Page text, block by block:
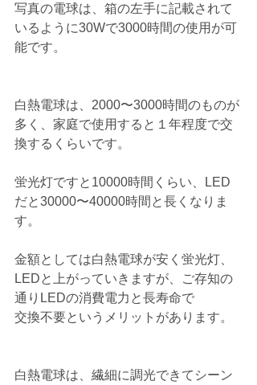
写真の電球は、箱の左手に記載されて
いるように30Wで3000時間の使用が可
能です。
白熱電球は、2000〜3000時間のものが
多く、家庭で使用すると１年程度で交
換するくらいです。
蛍光灯ですと10000時間くらい、LED
だと30000〜40000時間と長くなりま
す。
金額としては白熱電球が安く蛍光灯、
LEDと上がっていきますが、ご存知の
通りLEDの消費電力と長寿命で
交換不要というメリットがあります。
白熱電球は、繊細に調光できてシーン